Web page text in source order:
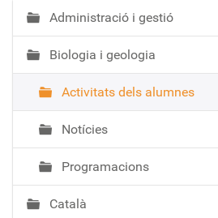
N
a
v
e
a
Administració i gestió
Biologia i geologia
Activitats dels alumnes
Notícies
Programacions
Català